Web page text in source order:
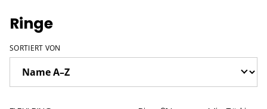
Ringe
SORTIERT VON